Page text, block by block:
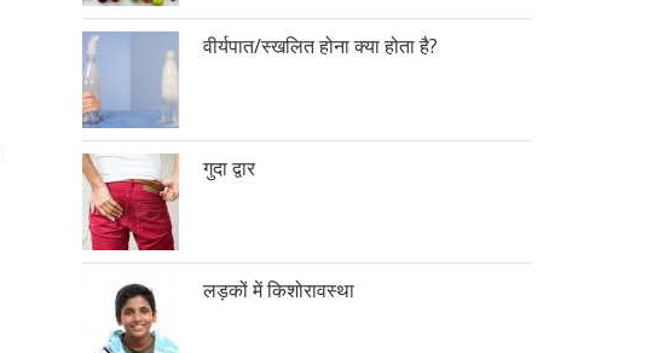
वीर्यपात/स्खलित होना क्या होता है?
गुदा द्वार
लड़कों में किशोरावस्था